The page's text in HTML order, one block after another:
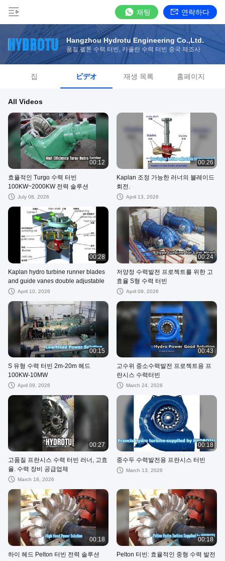
채팅 연락하다
Hangzhou Hydrotu Engineering Co.,Ltd.
품질 펠톤 수력 터빈, 카플란 수력 터빈 중국 제조사
집 ビデオ 재생 목록 홈페이지
All Videos
00:12
효율적인 Turgo 수력 터빈
100KW~2000KW 전력 솔루션
July 08, 2026
00:26
Kaplan 조정 가능한 러너의 블레이드
회전.
April 13, 2026
00:28
Kaplan hydro turbine runner blades
and guide vanes double adjustable
April 10, 2026
00:24
저양정 수력발전 프로젝트를 위한 고
효율 S형 수력 터빈
April 09, 2026
00:15
S 유형 수력 터빈 2m-20m 헤드
100KW-10MW
April 09, 2026
00:43
고수위 중소수력발전 프로젝트용 프
란시스 수력터빈
March 24, 2026
00:27
고품질 프란시스 수력 터빈 러너, 고효
율. 수력 장비 공급업체
March 18, 2026
00:18
중수두 수력발전용 프란시스 터빈
March 13, 2026
00:18
하이 헤드 Pelton 터빈 전력 솔루션
00:18
Pelton 터빈: 효율적인 중형 수력 발전